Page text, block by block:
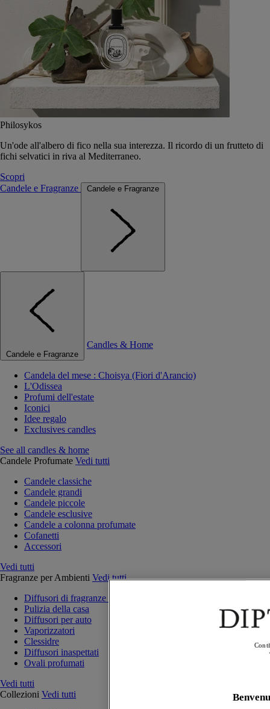
Philosykos
Un'ode all'albero di fico nella sua interezza. Il ricordo di un frutteto di
fichi selvatici in riva al Mediterraneo.
Scopri
Candele e Fragranze
Candele e Fragranze
Candele e Fragranze
Candles & Home
Candela del mese : Choisya (Fiori d'Arancio)
L'Odissea
Profumi dell'estate
Iconici
Idee regalo
Exclusives candles
See all candles & home
Candele Profumate Vedi tutti
Candele classiche
Candele grandi
Candele piccole
Candele esclusive
Candele a colonna profumate
Cofanetti
Accessori
Vedi tutti
Fragranze per Ambienti Vedi tutti
Diffusori di fragranze per la casa
Pulizia della casa
Diffusori per auto
Vaporizzatori
Clessidre
Diffusori inaspettati
Ovali profumati
Vedi tutti
Collezioni Vedi tutti